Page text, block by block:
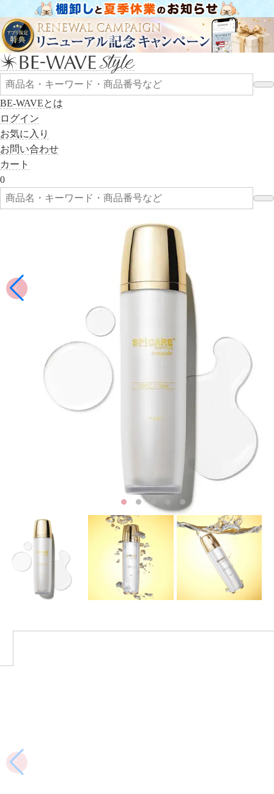
BE-WAVEとは
ログイン
お気に入り
お問い合わせ
カート
0